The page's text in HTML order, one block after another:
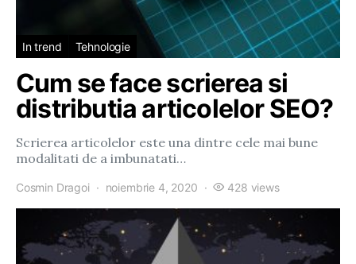
In trend Tehnologie
Cum se face scrierea si
distributia articolelor SEO?
Scrierea articolelor este una dintre cele mai bune
modalitati de a imbunatati…
Cosmin Dragoi noiembrie 4, 2020 428 views